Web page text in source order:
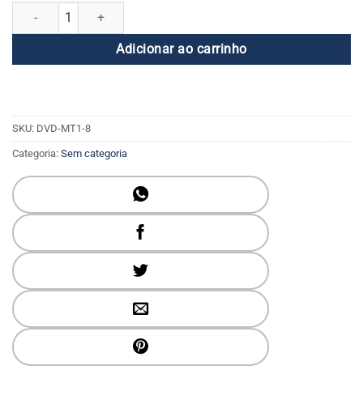
Conjunto de DVD Completo The Master's Touch - Conjunto de 8
Adicionar ao carrinho
SKU: DVD-MT1-8
Categoria: Sem categoria